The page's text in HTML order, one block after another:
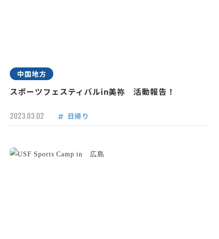
中国地方
スポーツフェスティバルin美祢 活動報告！
2023.03.02 日帰り